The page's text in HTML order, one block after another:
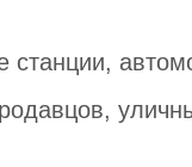
станции,